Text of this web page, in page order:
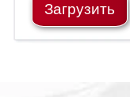
Загрузить